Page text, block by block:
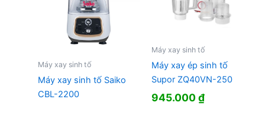
Máy xay sinh tố
Máy xay sinh tố Saiko
CBL-2200
Máy xay sinh tố
Máy xay ép sinh tố
Supor ZQ40VN-250
945.000₫